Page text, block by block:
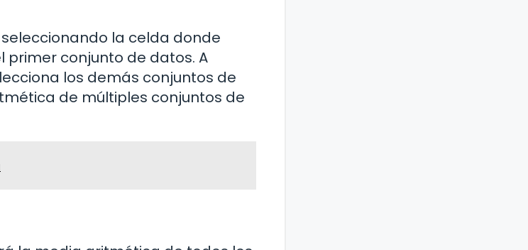
seleccionando la celda donde
primer conjunto de datos. A
los demás conjuntos de
de múltiples conjuntos de